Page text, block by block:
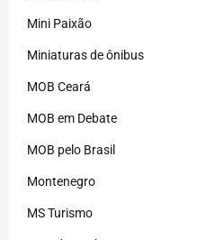
Mini Paixão
Miniaturas de ônibus
MOB Ceará
MOB em Debate
MOB pelo Brasil
Montenegro
MS Turismo